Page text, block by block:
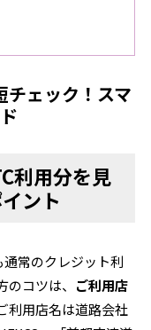
チェック！スマ
利用分を見
ント
常のクレジット利
コツは、 ご利用店
利用店名は道路会社